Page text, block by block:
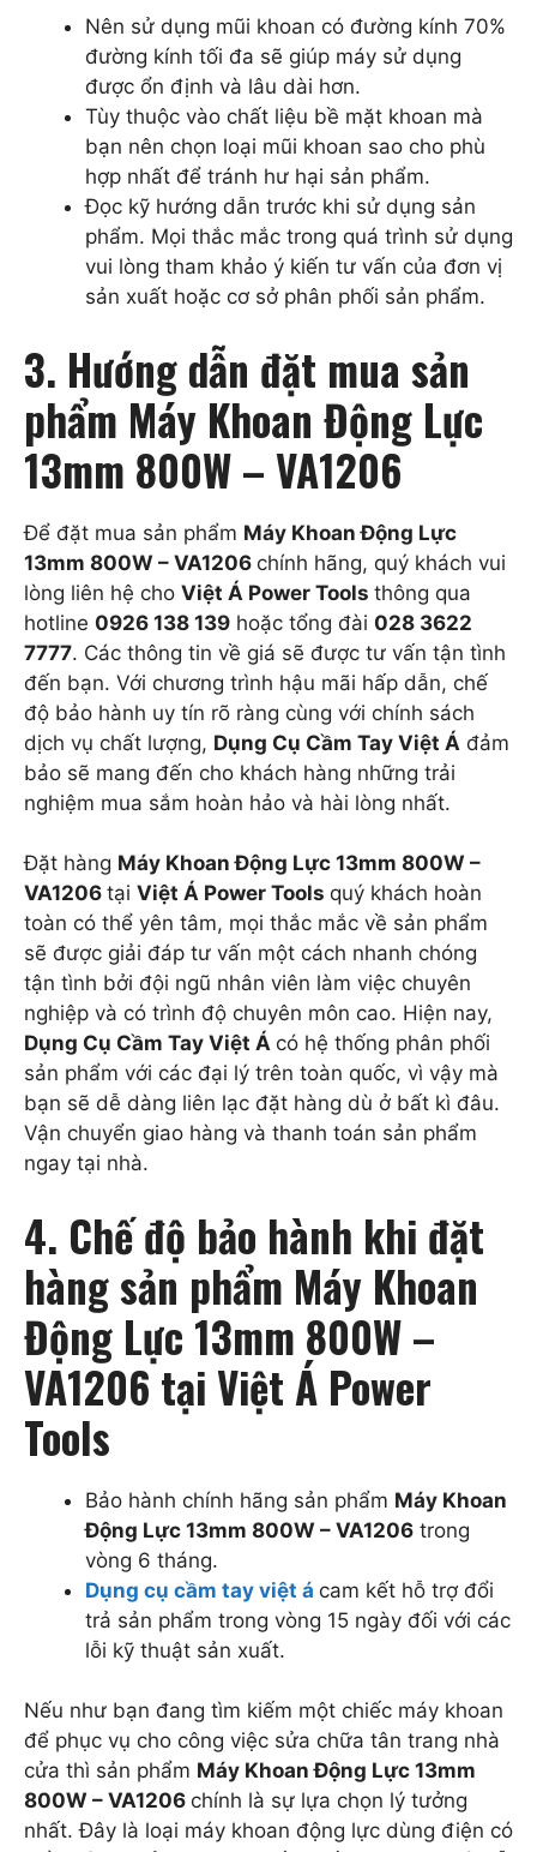
Nên sử dụng mũi khoan có đường kính 70%
đường kính tối đa sẽ giúp máy sử dụng
được ổn định và lâu dài hơn.
Tùy thuộc vào chất liệu bề mặt khoan mà
bạn nên chọn loại mũi khoan sao cho phù
hợp nhất để tránh hư hại sản phẩm.
Đọc kỹ hướng dẫn trước khi sử dụng sản
phẩm. Mọi thắc mắc trong quá trình sử dụng
vui lòng tham khảo ý kiến tư vấn của đơn vị
sản xuất hoặc cơ sở phân phối sản phẩm.
3. Hướng dẫn đặt mua sản
phẩm Máy Khoan Động Lực
13mm 800W – VA1206
Để đặt mua sản phẩm Máy Khoan Động Lực
13mm 800W – VA1206 chính hãng, quý khách vui
lòng liên hệ cho Việt Á Power Tools thông qua
hotline 0926 138 139 hoặc tổng đài 028 3622
7777. Các thông tin về giá sẽ được tư vấn tận tình
đến bạn. Với chương trình hậu mãi hấp dẫn, chế
độ bảo hành uy tín rõ ràng cùng với chính sách
dịch vụ chất lượng, Dụng Cụ Cầm Tay Việt Á đảm
bảo sẽ mang đến cho khách hàng những trải
nghiệm mua sắm hoàn hảo và hài lòng nhất.
Đặt hàng Máy Khoan Động Lực 13mm 800W –
VA1206 tại Việt Á Power Tools quý khách hoàn
toàn có thể yên tâm, mọi thắc mắc về sản phẩm
sẽ được giải đáp tư vấn một cách nhanh chóng
tận tình bởi đội ngũ nhân viên làm việc chuyên
nghiệp và có trình độ chuyên môn cao. Hiện nay,
Dụng Cụ Cầm Tay Việt Á có hệ thống phân phối
sản phẩm với các đại lý trên toàn quốc, vì vậy mà
bạn sẽ dễ dàng liên lạc đặt hàng dù ở bất kì đâu.
Vận chuyển giao hàng và thanh toán sản phẩm
ngay tại nhà.
4. Chế độ bảo hành khi đặt
hàng sản phẩm Máy Khoan
Động Lực 13mm 800W –
VA1206 tại Việt Á Power
Tools
Bảo hành chính hãng sản phẩm Máy Khoan
Động Lực 13mm 800W – VA1206 trong
vòng 6 tháng.
Dụng cụ cầm tay việt á cam kết hỗ trợ đổi
trả sản phẩm trong vòng 15 ngày đối với các
lỗi kỹ thuật sản xuất.
Nếu như bạn đang tìm kiếm một chiếc máy khoan
để phục vụ cho công việc sửa chữa tân trang nhà
cửa thì sản phẩm Máy Khoan Động Lực 13mm
800W – VA1206 chính là sự lựa chọn lý tưởng
nhất. Đây là loại máy khoan động lực dùng điện có